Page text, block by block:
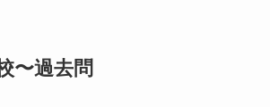
〜過去問